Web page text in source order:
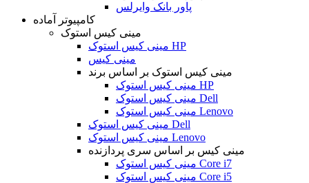
پاور بانک وایرلس
کامپیوتر آماده
مینی کیس استوک
مینی کیس استوک HP
مینی کیس
مینی کیس استوک بر اساس برند
مینی کیس استوک HP
مینی کیس استوک Dell
مینی کیس استوک Lenovo
مینی کیس استوک Dell
مینی کیس استوک Lenovo
مینی کیس بر اساس سری پردازنده
مینی کیس استوک Core i7
مینی کیس استوک Core i5